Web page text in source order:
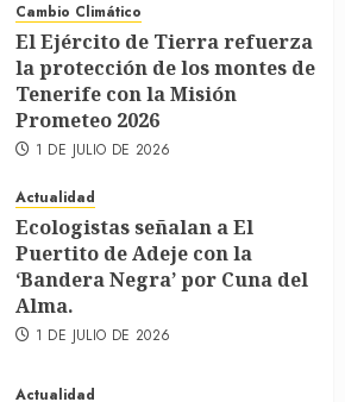
Cambio Climático
El Ejército de Tierra refuerza
la protección de los montes de
Tenerife con la Misión
Prometeo 2026
1 DE JULIO DE 2026
Actualidad
Ecologistas señalan a El
Puertito de Adeje con la
‘Bandera Negra’ por Cuna del
Alma.
1 DE JULIO DE 2026
Actualidad